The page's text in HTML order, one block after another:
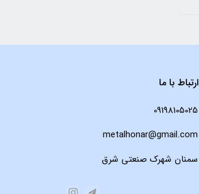
ارتباط با ما
09198105025
metalhonar@gmail.com
سمنان شهرک صنعتی شرق